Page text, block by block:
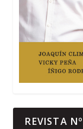
REVISTA